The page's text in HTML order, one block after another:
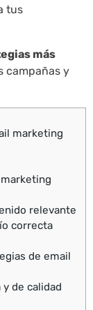
tus
más
campañas y
marketing
relevante
correcta
de email
de calidad